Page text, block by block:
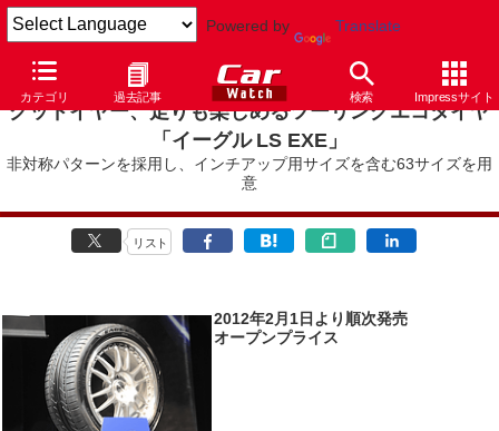
Powered by Translate
カテゴリ 過去記事 検索 Impressサイト
グッドイヤー、走りも楽しめるツーリングエコタイヤ
「イーグル LS EXE」
非対称パターンを採用し、インチアップ用サイズを含む63サイズを用
意
リスト
2012年2月1日より順次発売
オープンプライス